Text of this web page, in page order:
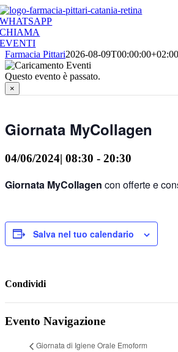
Salta
al
contenuto
WHATSAPP
CHIAMA
EVENTI
Farmacia Pittari2026-08-09T00:00:00+02:00
Questo evento è passato.
×
Giornata MyCollagen
04/06/2024| 08:30 - 20:30
Giornata MyCollagen con offerte e
Salva nel tuo calendario
Condividi
Evento Navigazione
Giornata di Igiene Orale Emoform